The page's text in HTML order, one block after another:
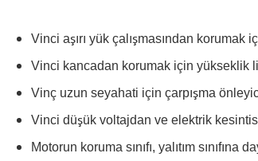
Vinci aşırı yük çalışmasından korumak
Vinci kancadan korumak için yükseklik
Vinç uzun seyahati için çarpışma
Vinci düşük voltajdan ve elektrik
Motorun koruma sınıfı, yalıtım sınıfına